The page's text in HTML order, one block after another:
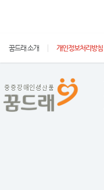
꿈드래 소개 개인정보처리방침